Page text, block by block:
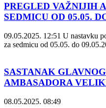
PREGLED VAŽNIJIH
SEDMICU OD 05.05.
09.05.2025. 12:51 U nastavku
za sedmicu od 05.05. do
SASTANAK
AMBASADORA
08.05.2025. 08:49